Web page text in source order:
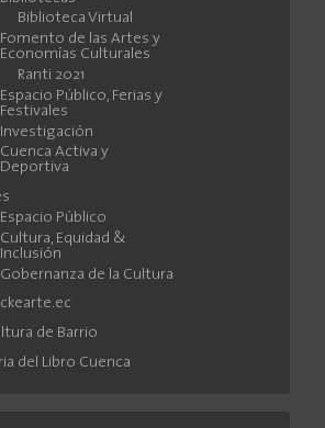
Biblioteca Virtual
Fomento de las Artes y
Economías Culturales
Ranti 2021
Espacio Público, Ferias y
Festivales
Investigación
Cuenca Activa y
Deportiva
Espacio Público
Cultura, Equidad &
Inclusión
Gobernanza de la Cultura
de Barrio
del Libro Cuenca